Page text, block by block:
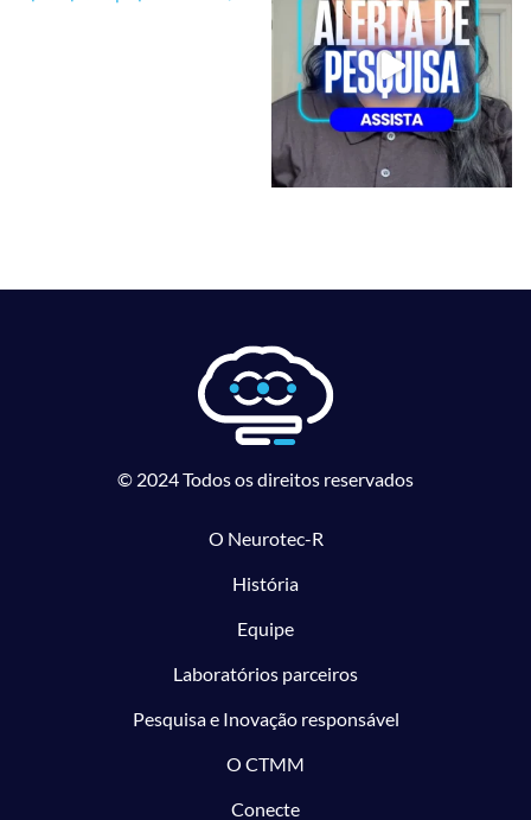
© 2024 Todos os direitos reservados
O Neurotec-R
História
Equipe
Laboratórios parceiros
Pesquisa e Inovação responsável
O CTMM
Conecte